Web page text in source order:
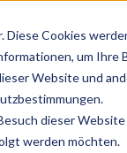
Cookies
um Ihre
Website und
dieser
werden möchten.